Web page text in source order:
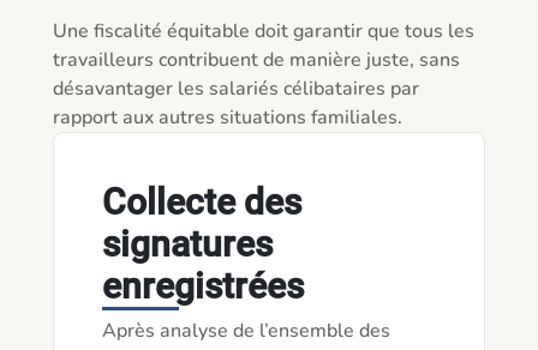
Une fiscalité équitable doit garantir que tous les
travailleurs contribuent de manière juste, sans
désavantager les salariés célibataires par
rapport aux autres situations familiales.
Collecte des
signatures
enregistrées
Après analyse de l’ensemble des